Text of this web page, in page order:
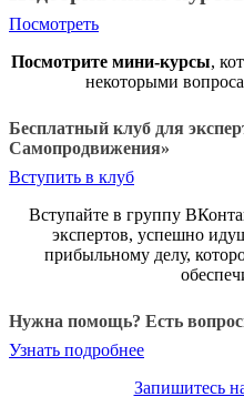
Посмотреть
Посмотрите мини-курсы,
некоторыми
Бесплатный клуб для
Самопродвижения»
Вступить в клуб
Вступайте в группу
экспертов, успешно
прибыльному делу,
Нужна помощь? Есть
Узнать подробнее
Запишитесь